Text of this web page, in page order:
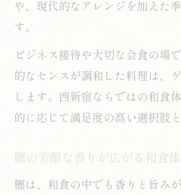
和食と鰹がもたらす
大切な接待にふさわし
や、現代的なアレンジを加えた
す。
ビジネス接待や大切な会食の場
的なセンスが調和した料理は、
します。西新宿ならではの和食
的に応じて満足度の高い選択肢と
鰹の芳醇な香りが広がる和食
鰹は、和食の中でも香りと旨み